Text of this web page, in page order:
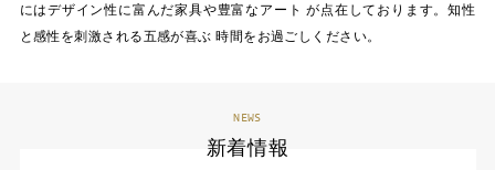
にはデザイン性に富んだ家具や豊富なアート が点在しております。知性
と感性を刺激される五感が喜ぶ 時間をお過ごしください。
NEWS
新着情報